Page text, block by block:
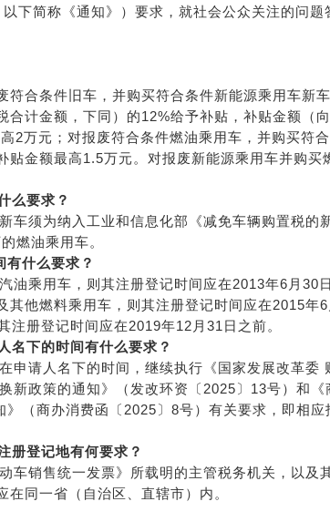
下简称《通知》）要求，就社会公众关注的问题
合条件旧车，并购买符合条件新能源乘用车新车
计金额，下同）的12%给予补贴，补贴金额（向
2万元；对报废符合条件燃油乘用车，并购买符合
金额最高1.5万元。对报废新能源乘用车并购买
么要求 ？
车须为纳入工业和信息化部《减免车辆购置税的
燃油乘用车。
有什么要求？
油乘用车，则其注册登记时间应在2013年6月30日
其他燃料乘用车，则其注册登记时间应在2015年6
册登记时间应在2019年12月31日之前。
名下的时间有什么要求？
申请人名下的时间，继续执行《国家发展改革委
新政策的通知》（发改环资〔2025〕13号）和《
（商办消费函〔2025〕8号）有关要求，即相应
册登记地有何要求？
车销售统一发票》所载明的主管税务机关，以及
在同一省（自治区、直辖市）内。